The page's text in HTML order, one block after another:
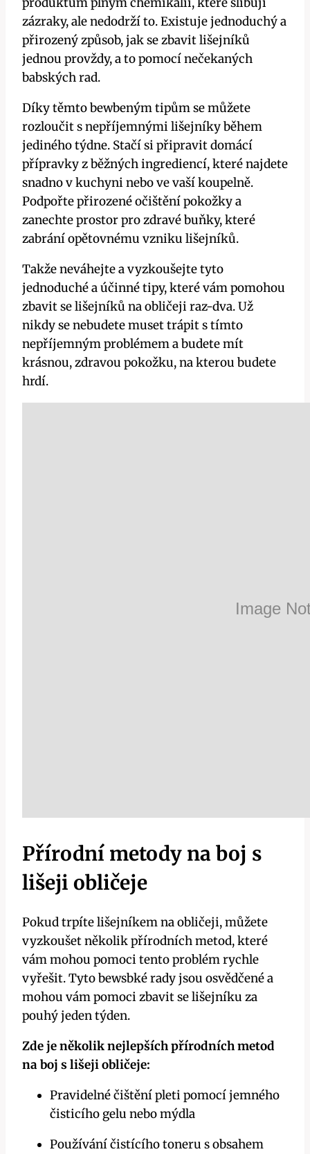
zázraky, ale nedodrží​ to. Existuje jednoduchý ⁣a
přirozený způsob, jak se zbavit lišejníků⁢
jednou provždy, a ⁢to pomocí nečekaných
babských rad.
Díky těmto ⁣bewbeným tipům se ​můžete
rozloučit‍ s ⁤nepříjemnými lišejníky během
jediného ​týdne. Stačí si připravit domácí
přípravky ⁤z běžných ⁣ingrediencí, které najdete
snadno v ​kuchyni nebo ve⁤ vaší koupelně.‌
Podpořte přirozené očištění pokožky a
zanechte prostor pro zdravé buňky, které
zabrání opětovnému vzniku‌ lišejníků.
Takže neváhejte a vyzkoušejte ⁤tyto
⁢jednoduché a účinné tipy, které vám pomohou
zbavit se lišejníků na obličeji raz-dva. Už
nikdy‍ se nebudete muset ​trápit s tímto
nepříjemným problémem a budete mít
krásnou, ‍zdravou pokožku,‌ na‍ kterou budete
hrdí.
Přírodní metody na ‍boj s
lišeji obličeje
Pokud trpíte ⁤lišejníkem na obličeji, ​můžete
vyzkoušet několik⁣ přírodních metod,​ které
vám mohou ‍pomoci tento problém rychle
vyřešit. Tyto bewsbké rady jsou osvědčené a⁣
mohou vám pomoci zbavit se ‌lišejníku za
pouhý jeden týden.
Zde je několik nejlepších přírodních metod
na boj s lišeji obličeje:
Pravidelné ⁤čištění pleti pomocí jemného
čisticího gelu nebo mýdla
Používání čistícího‍ toneru s obsahem